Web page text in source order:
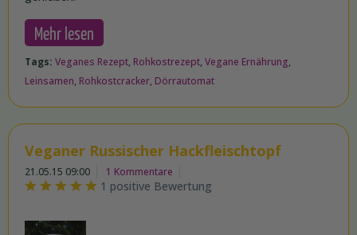
Mehr lesen
Tags: Veganes Rezept, Rohkostrezept, Vegane Ernährung,
Leinsamen, Rohkostcracker, Dörrautomat
Veganer Russischer Hackfleischtopf
21.05.15 09:00 1 Kommentare
1 positive Bewertung